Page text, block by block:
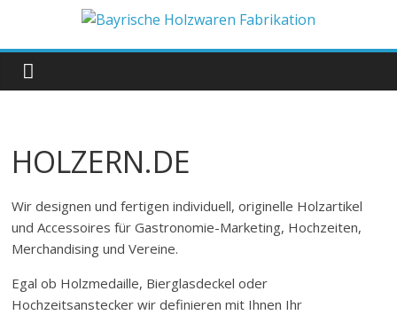
springen
Bayrische
Holzwaren
Fabrikation
HOLZERN.DE
Wir designen und fertigen individuell, originelle Holzartikel
und Accessoires für Gastronomie-Marketing, Hochzeiten,
Merchandising und Vereine.
Egal ob Holzmedaille, Bierglasdeckel oder
Hochzeitsanstecker wir definieren mit Ihnen Ihr